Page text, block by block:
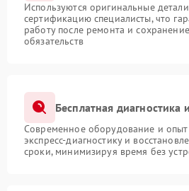
Используются оригинальные
сертификацию специалисты, что
работу после ремонта и
обязательств
Бесплатная
Современное оборудование и опыт
экспресс-диагностику и
сроки, минимизируя время без